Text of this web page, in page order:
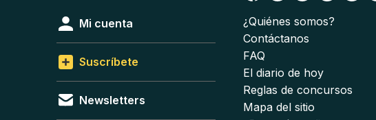
Mi cuenta
Suscríbete
Newsletters
¿Quiénes somos?
Contáctanos
FAQ
El diario de hoy
Reglas de concursos
Mapa del sitio